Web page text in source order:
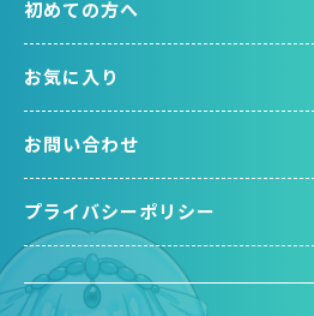
初めての方へ
お気に入り
お問い合わせ
プライバシーポリシー